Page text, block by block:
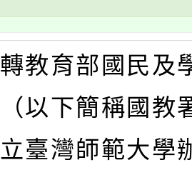
教育部國民及
以下簡稱國教
臺灣師範大學